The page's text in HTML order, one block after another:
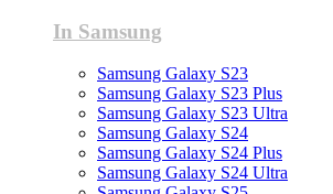
In Samsung
Samsung Galaxy S23
Samsung Galaxy S23 Plus
Samsung Galaxy S23 Ultra
Samsung Galaxy S24
Samsung Galaxy S24 Plus
Samsung Galaxy S24 Ultra